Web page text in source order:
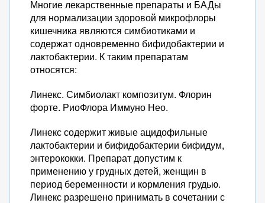
Многие лекарственные препараты и БАДы
для нормализации здоровой микрофлоры
кишечника являются симбиотиками и
содержат одновременно бифидобактерии и
лактобактерии. К таким препаратам
относятся:
Линекс. Симбиолакт композитум. Флорин
форте. РиоФлора Иммуно Нео.
Линекс содержит живые ацидофильные
лактобактерии и бифидобактерии бифидум,
энтерококки. Препарат допустим к
применению у грудных детей, женщин в
период беременности и кормления грудью.
Линекс разрешено принимать в сочетании с